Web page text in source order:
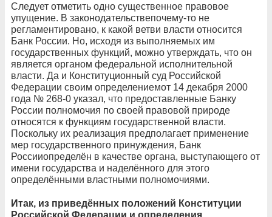
Следует отметить одно существенное правовое
упущение. В законодательствепочему-то не
регламентировано, к какой ветви власти относится
Банк России. Но, исходя из выполняемых им
государственных функций, можно утверждать, что он
является органом федеральной исполнительной
власти. Да и Конституционный суд Российской
Федерации своим определениемот 14 декабря 2000
года № 268-0 указал, что предоставленные Банку
России полномочия по своей правовой природе
относятся к функциям государственной власти.
Поскольку их реализация предполагает применение
мер государственного принуждения, Банк
Россииопределён в качестве органа, выступающего от
имени государства и наделённого для этого
определёнными властными полномочиями.
Итак, из приведённых положений Конституции
Российской Федерации и определения